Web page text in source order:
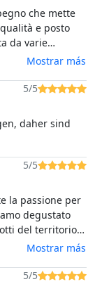
che mette
e posto
da varie
Mostrar más
5/5
daher sind
5/5
la passione per
degustato
del territorio
ancora ad
Mostrar más
5/5